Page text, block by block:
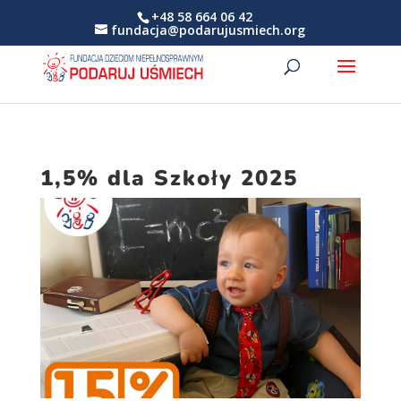
+48 58 664 06 42
fundacja@podarujusmiech.org
1,5% dla Szkoły 2025